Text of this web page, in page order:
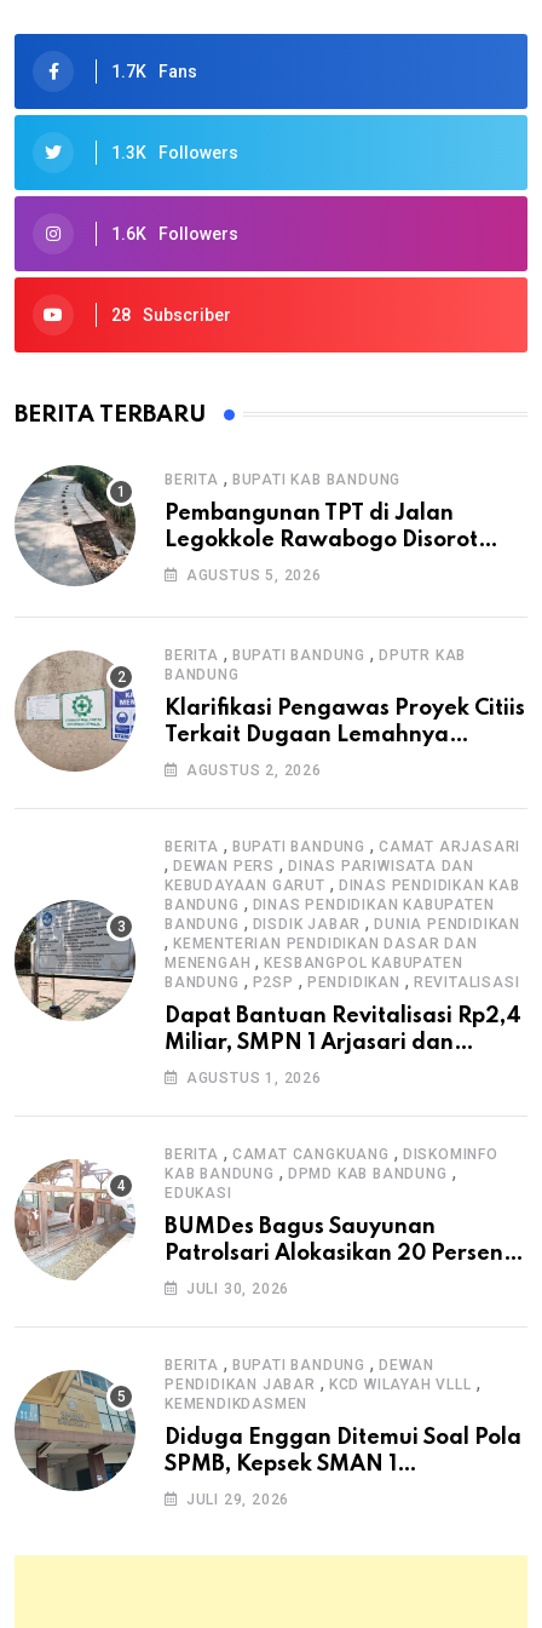
1.7K Fans
1.3K Followers
1.6K Followers
28 Subscriber
BERITA TERBARU
BERITA , BUPATI KAB BANDUNG
Pembangunan TPT di Jalan
Legokkole Rawabogo Disorot
Warga, Selesai Tanpa Papan
AGUSTUS 5, 2026
BERITA , BUPATI BANDUNG ,DPUTR KAB
BANDUNG
Klarifikasi Pengawas Proyek Citiis
Terkait Dugaan Lemahnya
Pengawasan K3
AGUSTUS 2, 2026
BERITA , BUPATI BANDUNG ,CAMAT ARJASARI
, DEWAN PERS , DINAS PARIWISATA DAN
KEBUDAYAAN GARUT , DINAS PENDIDIKAN KAB
BANDUNG , DINAS PENDIDIKAN KABUPATEN
BANDUNG , DISDIK JABAR ,DUNIA PENDIDIKAN
, KEMENTERIAN PENDIDIKAN DASAR DAN
MENENGAH ,KESBANGPOL KABUPATEN
BANDUNG , P2SP , PENDIDIKAN , REVITALISASI
Dapat Bantuan Revitalisasi Rp2,4
Miliar, SMPN 1 Arjasari dan
Masyarakat Sambut Antusias
AGUSTUS 1, 2026
BERITA , CAMAT CANGKUANG , DISKOMINFO
KAB BANDUNG , DPMD KAB BANDUNG ,
EDUKASI
BUMDes Bagus Sauyunan
Patrolsari Alokasikan 20 Persen
Dana Desa untuk Ketahanan
JULI 30, 2026
BERITA , BUPATI BANDUNG ,DEWAN
PENDIDIKAN JABAR , KCD WILAYAH VLLL ,
KEMENDIKDASMEN
Diduga Enggan Ditemui Soal Pola
SPMB, Kepsek SMAN 1
Dayeuhkolot Dikeluhkan Orang
JULI 29, 2026